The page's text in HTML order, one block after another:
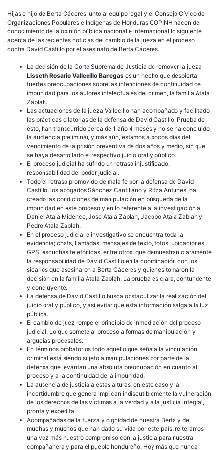
Hijas e hijo de Berta Cáceres junto al equipo legal y el Consejo Cívico de
Organizaciones Populares e Indígenas de Honduras COPINH hacen del
conocimiento de la opinión pública nacional e internacional lo siguiente
acerca de las recientes noticias del cambio de la jueza en el proceso
contra David Castillo por el asesinato de Berta Cáceres.
La decisión de la Corte Suprema de Justicia de remover la jueza
Lisseth Rosario Vallecillo Banegas es un hecho que despierta
fuertes preocupaciones sobre las intenciones de continuidad de
impunidad para los autores intelectuales del crimen, la familia Atala
Zablah.
Las actuaciones de la jueza Vallecillo han acompañado y facilitado
las prácticas dilatorias de la defensa de David Castillo. Prueba de
esto, han transcurrido cerca de 1 año 4 meses y no se ha concluido
la audiencia preliminar, y más aún, estamos a pocos días del
vencimiento de la prisión preventiva de dos años y medio, sin que
se haya desarrollado el respectivo juicio oral y público.
El proceso judicial ha sufrido un retraso injustificado,
responsabilidad del poder judicial.
Todo el retraso promovido de mala fe por la defensa de David
Castillo, los abogados Sánchez Cantillano y Ritza Antunes, ha
creado las condiciones de manipulación en búsqueda de la
impunidad en este proceso y en lo referente a la investigación a
Daniel Atala Midence, Jose Atala Zablah, Jacobo Atala Zablah y
Pedro Atala Zablah.
En el proceso judicial e investigativo se encuentra toda la
evidencia; chats, llamadas, mensajes de texto, fotos, ubicaciones
GPS, escuchas telefónicas, entre otros, que demuestran claramente
la responsabilidad de David Castillo en la coordinación con los
sicarios que asesinaron a Berta Cáceres y quienes tomaron la
decisión en la familia Atala Zablah. La prueba es clara, contundente
y concluyente.
La defensa de David Castillo busca obstaculizar la realización del
juicio oral y público, y así evitar que esta información salga a la luz
pública.
El cambio de juez rompe el principio de inmediación del proceso
judicial. Lo que somete al proceso a formas de manipulación y
argucias procesales.
En términos probatorios todo aquello que señala la vinculación
criminal está siendo sujeto a manipulaciones por parte de la
defensa que levantan una absoluta preocupación en cuanto al
proceso y a la continuidad de la impunidad.
La ausencia de justicia a estas alturas, en este caso y la
incertidumbre que genera implican indiscutiblemente la vulneración
de los derechos de las víctimas a la verdad y a la justicia integral,
pronta y expedita.
Acompañadas de la fuerza y dignidad de nuestra Berta y de
muchas y muchos que han dado su vida por este país, reiteramos
una vez más nuestro compromiso con la justicia para nuestra
compañanera y para el pueblo hondureño. Hoy más que nunca